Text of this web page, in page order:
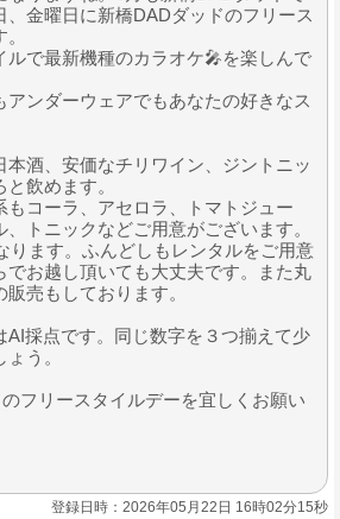
、金曜日に新橋DADダッドのフリース
ルで最新機種のカラオケ🎤を楽しんで
アンダーウェアでもあなたの好きなス
本酒、安価なチリワイン、ジントニッ
飲めます。
もコーラ、アセロラ、トマトジュー
トニックなどご用意がございます。
ります。ふんどしもレンタルをご用意
でお越し頂いても大丈夫です。また丸
売もしております。
AI採点です。同じ数字を３つ揃えて少
う。
フリースタイルデーを宜しくお願い
登録日時：2026年05月22日 16時02分15秒